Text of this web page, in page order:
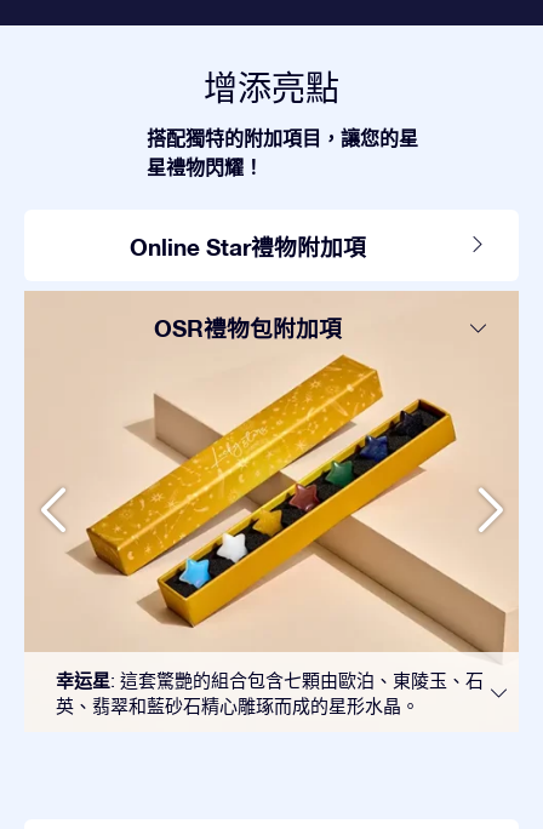
增添亮點
搭配獨特的附加項目，讓您的星
星禮物閃耀！
Online Star禮物附加項
OSR禮物包附加項
幸运星: 這套驚艷的組合包含七顆由歐泊、東陵玉、石
英、翡翠和藍砂石精心雕琢而成的星形水晶。